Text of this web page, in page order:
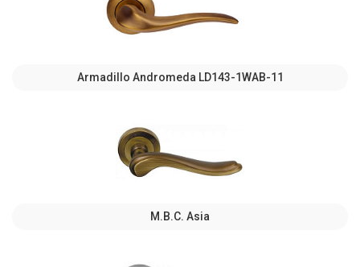
Armadillo Andromeda LD143-1WAB-11
M.B.C. Asia